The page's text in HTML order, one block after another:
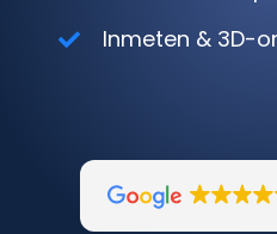
Inmeten & 3D-